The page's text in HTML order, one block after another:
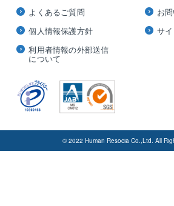
よくあるご質問
個人情報保護方針
利用者情報の外部送信
について
お
サ
© 2022 Human Resocia Co.,Ltd. All